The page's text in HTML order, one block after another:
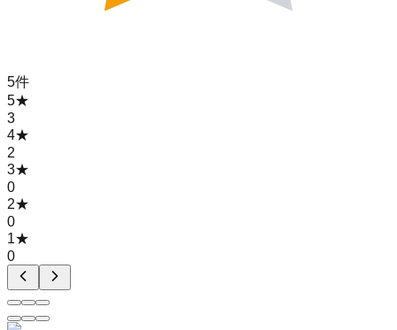
5件
5★
3
4★
2
3★
0
2★
0
1★
0